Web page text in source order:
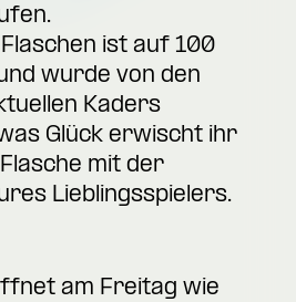
ist auf 100
wurde von den
Kaders
Glück erwischt ihr
mit der
Lieblingsspielers.
am Freitag wie